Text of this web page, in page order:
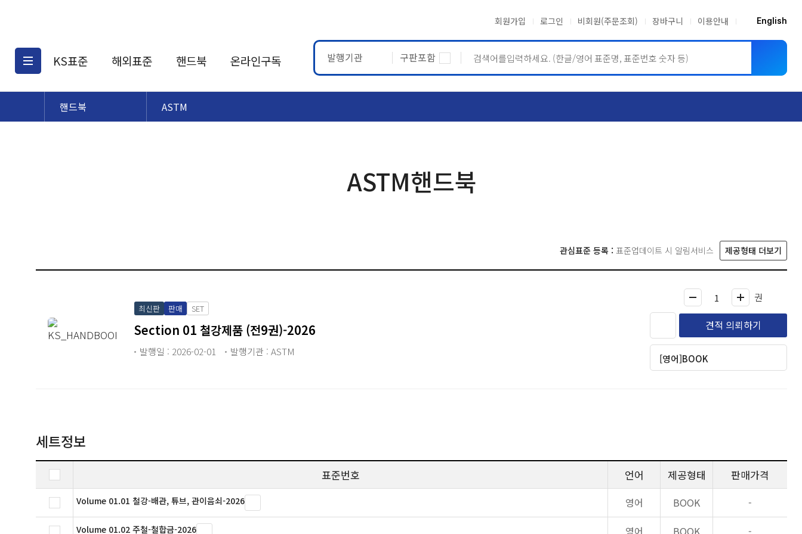
회원가입 로그인 비회원(주문조회) 장바구니 이용안내 English
KS표준
KS표준검색
해외표준
해외표준검색
핸드북 온라인구독 발행기관 구판포함
핸드북 ASTM
ASTM핸드북
관심표준 등록 : 표준업데이트 시 알림서비스 제공형태 더보기
최신판 판매 SET
Section 01 철강제품 (전9권)-2026
발행일 : 2026-02-01 발행기관 : ASTM
권
견적 의뢰하기
[영어]BOOK
세트정보
표준번호 언어 제공형태 판매가격
Volume 01.01 철강-배관, 튜브, 관이음쇠-2026 영어 BOOK -
Volume 01.02 주철-철합금-2026 영어 BOOK -